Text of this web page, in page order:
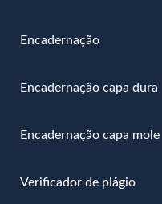
Encadernação
Encadernação capa dura
Encadernação capa mole
Verificador de plágio